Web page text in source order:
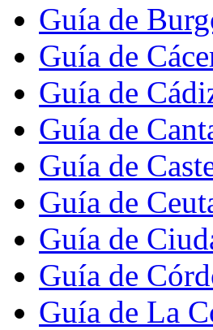
Guía de
Guía de
Guía de
Guía de
Guía de
Guía de
Guía de
Guía de
Guía de La